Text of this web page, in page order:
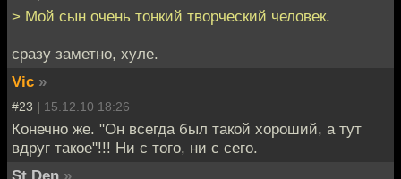
> Мой сын очень тонкий творческий человек.
сразу заметно, хуле.
Vic »
#23 | 15.12.10 18:26
Конечно же. "Он всегда был такой хороший, а тут
вдруг такое"!!! Ни с того, ни с сего.
St Den »